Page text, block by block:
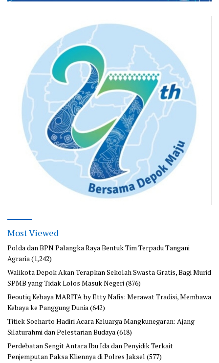
Most Viewed
Polda dan BPN Palangka Raya Bentuk Tim Terpadu Tangani
Agraria(1,242)
Walikota Depok Akan Terapkan Sekolah Swasta Gratis, Bagi Murid
SPMB yang Tidak Lolos Masuk Negeri(876)
Beoutiq Kebaya MARITA by Etty Nafis: Merawat Tradisi, Membawa
Kebaya ke Panggung Dunia(642)
Titiek Soeharto Hadiri Acara Keluarga Mangkunegaran: Ajang
Silaturahmi dan Pelestarian Budaya(618)
Perdebatan Sengit Antara Ibu Ida dan Penyidik Terkait
Penjemputan Paksa Kliennya di Polres Jaksel (577)